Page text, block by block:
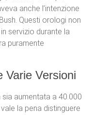
anche l’intenzione
Questi orologi non
servizio durante la
puramente
Varie Versioni
aumentata a 40.000
la pena distinguere